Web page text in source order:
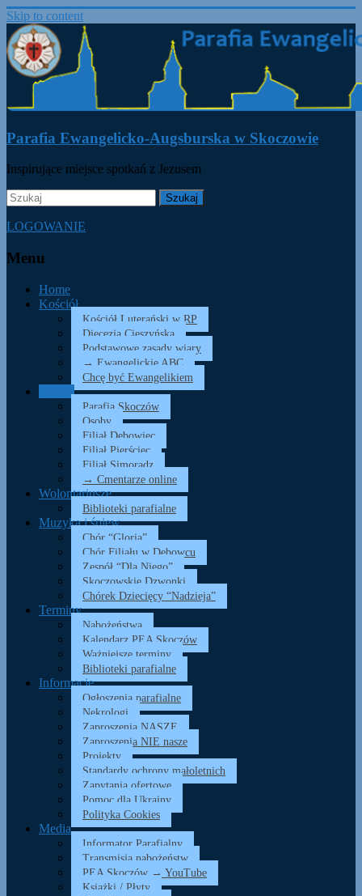
Skip to content
Parafia Ewangelicko-Augsburska w Skoczowie
Inspirujące miejsce spotkań z Jezusem
LOGOWANIE
Menu
Home
Kościół
Kościół Luterański w RP
Diecezja Cieszyńska
Podstawowe zasady wiary
→ Ewangelickie ABC
Chcę być Ewangelikiem
Parafia
Parafia Skoczów
Osoby
Filiał Dębowiec
Filiał Pierściec
Filiał Simoradz
→ Cmentarze online
Wolontariusze
Biblioteki parafialne
Muzyka i śpiew
Chór “Gloria”
Chór Filiału w Dębowcu
Zespół “Dla Niego”
Skoczowskie Dzwonki
Chórek Dziecięcy “Nadzieja”
Terminy
Nabożeństwa
Kalendarz PEA Skoczów
Ważniejsze terminy
Biblioteki parafialne
Informacje
Ogłoszenia parafialne
Nekrologi
Zaproszenia NASZE
Zaproszenia NIE nasze
Projekty
Standardy ochrony małoletnich
Zapytania ofertowe
Pomoc dla Ukrainy
Polityka Cookies
Media
Informator Parafialny
Transmisja nabożeństw
PEA Skoczów → YouTube
Książki / Płyty